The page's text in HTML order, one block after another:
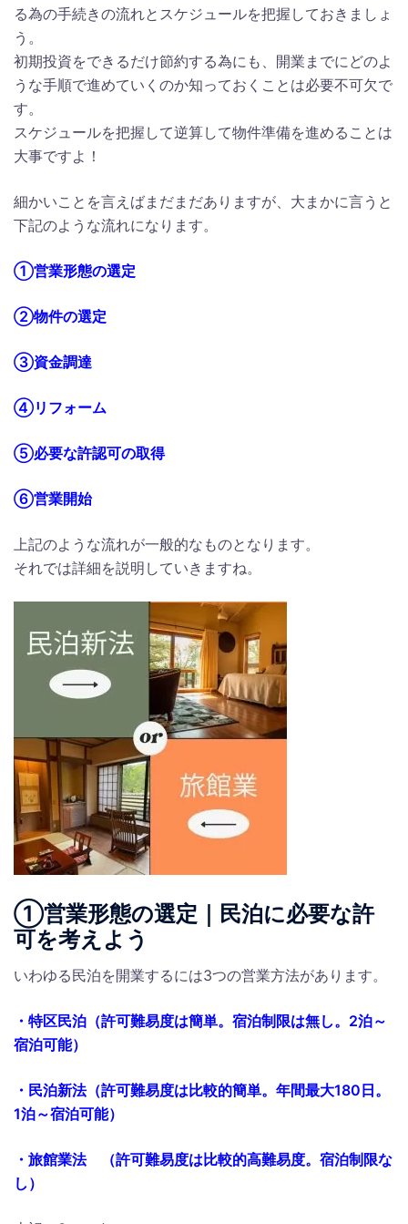
る為の手続きの流れとスケジュールを把握しておきましょ
う。
初期投資をできるだけ節約する為にも、開業までにどのよ
うな手順で進めていくのか知っておくことは必要不可欠で
す。
スケジュールを把握して逆算して物件準備を進めることは
大事ですよ！
細かいことを言えばまだまだありますが、大まかに言うと
下記のような流れになります。
①営業形態の選定
②物件の選定
③資金調達
④リフォーム
⑤必要な許認可の取得
⑥営業開始
上記のような流れが一般的なものとなります。
それでは詳細を説明していきますね。
①営業形態の選定｜民泊に必要な許
可を考えよう
いわゆる民泊を開業するには3つの営業方法があります。
・特区民泊（許可難易度は簡単。宿泊制限は無し。2泊～
宿泊可能）
・民泊新法（許可難易度は比較的簡単。年間最大180日。
1泊～宿泊可能）
・旅館業法 （許可難易度は比較的高難易度。宿泊制限な
し）